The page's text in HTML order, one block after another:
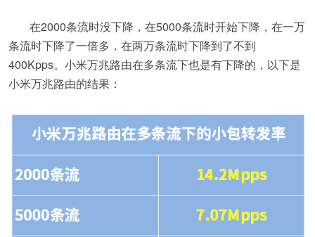
在2000条流时没下降，在5000条流时开始下降，在一万
条流时下降了一倍多，在两万条流时下降到了不到
400Kpps。小米万兆路由在多条流下也是有下降的，以下是
小米万兆路由的结果：